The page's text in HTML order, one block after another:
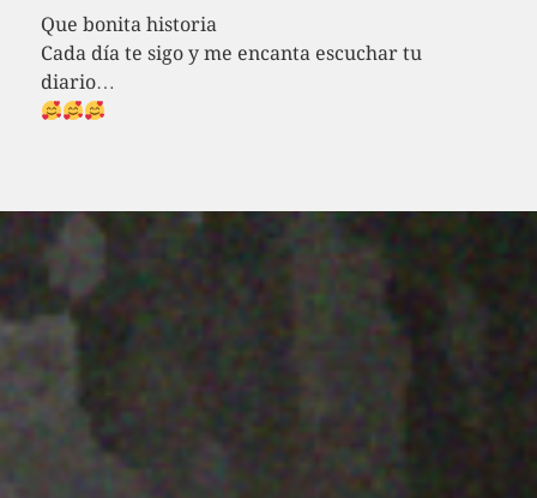
Que bonita historia
Cada día te sigo y me encanta escuchar tu
diario…